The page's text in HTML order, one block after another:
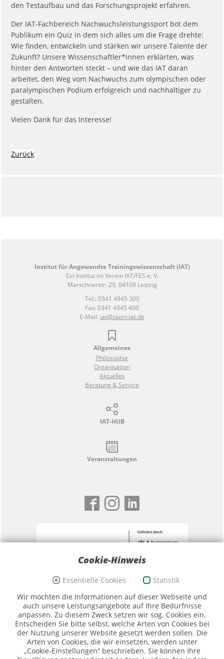
den Testaufbau und das Forschungsprojekt erfahren.
Der IAT-Fachbereich Nachwuchsleistungssport bot dem
Publikum ein Quiz in dem sich alles um die Frage drehte:
Wie finden, entwickeln und stärken wir unsere Talente der
Zukunft? Unsere Wissenschaftler*innen erklärten, was
hinter den Antworten steckt – und wie das IAT daran
arbeitet, den Weg vom Nachwuchs zum olympischen oder
paralympischen Podium erfolgreich und nachhaltiger zu
gestalten.
Vielen Dank für das Interesse!
Zurück
Institut für Angewandte Trainingswissenschaft (IAT)
Ein Institut im Verein IAT/FES e. V.
Marschnerstr. 29, 04109 Leipzig
Tel.: 0341 4945 300
Fax: 0341 4945 400
E-Mail: iat@sport-iat.de
Allgemeines
Philosophie
Organisation
Aktuelles
Beratung & Service
IAT-HUB
Veranstaltungen
(Quelle: BKAmt)
Cookie-Hinweis
Essentielle Cookies
Statistik
Wir möchten die Informationen auf dieser Webseite und
auch unsere Leistungsangebote auf Ihre Bedürfnisse
anpassen. Zu diesem Zweck setzen wir sog. Cookies ein.
Entscheiden Sie bitte selbst, welche Arten von Cookies bei
der Nutzung unserer Website gesetzt werden sollen. Die
Arten von Cookies, die wir einsetzen, werden unter
„Cookie-Einstellungen“ beschrieben. Sie können Ihre